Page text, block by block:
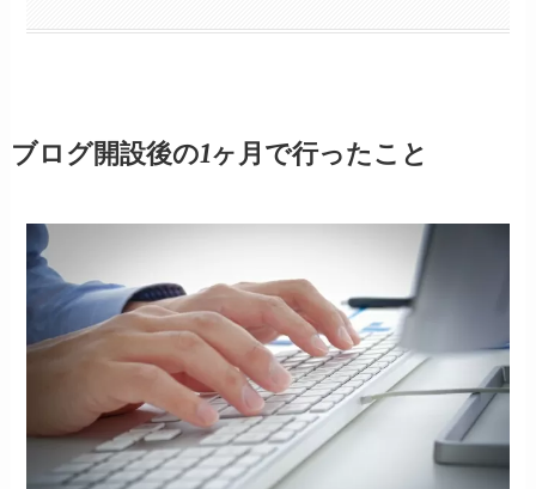
ブログ開設後の1ヶ月で行ったこと